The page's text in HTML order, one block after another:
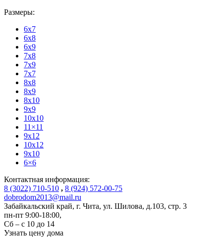
Размеры:
6x7
6x8
6x9
7x8
7x9
7x7
8x8
8x9
8x10
9x9
10x10
11×11
9x12
10x12
9x10
6×6
Контактная информация:
8 (3022) 710-510 , 8 (924) 572-00-75
dobrodom2013@mail.ru
Забайкальский край, г. Чита, ул. Шилова, д.103, стр. 3
пн-пт 9:00-18:00,
Сб – с 10 до 14
Узнать цену дома